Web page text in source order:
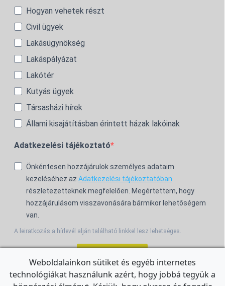
Hogyan vehetek részt
Civil ügyek
Lakásügynökség
Lakáspályázat
Lakótér
Kutyás ügyek
Társasházi hírek
Állami kisajátításban érintett házak lakóinak
Adatkezelési tájékoztató
Önkéntesen hozzájárulok személyes adataim
kezeléséhez az Adatkezelési tájékoztatóban
részletezetteknek megfelelően. Megértettem, hogy
hozzájárulásom visszavonására bármikor lehetőségem
van.
A leiratkozás a hírlevél alján található linkkel lesz lehetséges.
For the English Newsletter, clickHERE.
Weboldalainkon sütiket és egyéb internetes
technológiákat használunk azért, hogy jobbá tegyük a